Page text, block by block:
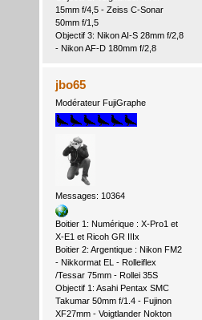
15mm f/4,5 - Zeiss C-Sonar
50mm f/1,5
Objectif 3: Nikon AI-S 28mm f/2,8
- Nikon AF-D 180mm f/2,8
jbo65
Modérateur FujiGraphe
Messages: 10364
Boitier 1: Numérique : X-Pro1 et
X-E1 et Ricoh GR IIIx
Boitier 2: Argentique : Nikon FM2
- Nikkormat EL - Rolleiflex
/Tessar 75mm - Rollei 35S
Objectif 1: Asahi Pentax SMC
Takumar 50mm f/1.4 - Fujinon
XF27mm - Voigtlander Nokton